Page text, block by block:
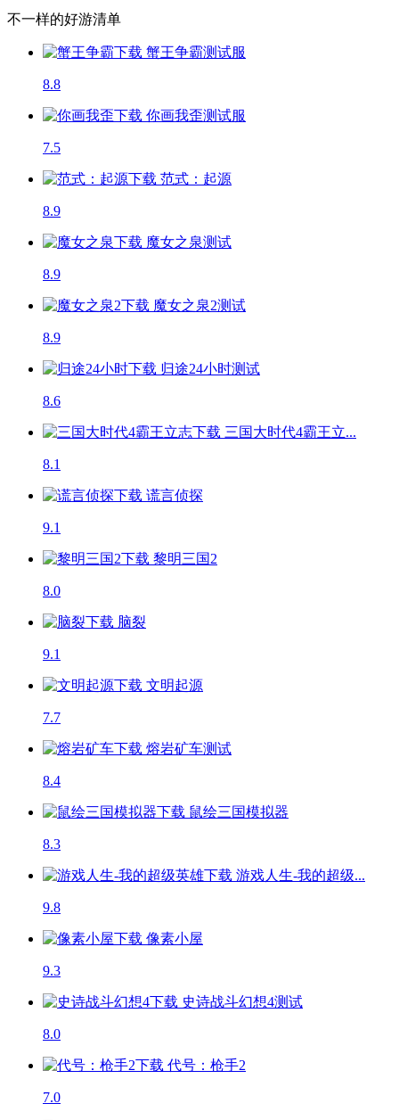
不一样的好游清单
蟹王争霸测试服
8.8
你画我歪测试服
7.5
范式：起源
8.9
魔女之泉测试
8.9
魔女之泉2测试
8.9
归途24小时测试
8.6
三国大时代4霸王立...
8.1
谎言侦探
9.1
黎明三国2
8.0
脑裂
9.1
文明起源
7.7
熔岩矿车测试
8.4
鼠绘三国模拟器
8.3
游戏人生-我的超级...
9.8
像素小屋
9.3
史诗战斗幻想4测试
8.0
代号：枪手2
7.0